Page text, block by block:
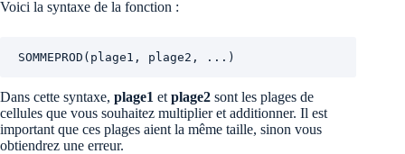
Voici la syntaxe de la fonction :
SOMMEPROD(plage1, plage2, ...)
Dans cette syntaxe, plage1 et plage2 sont les plages de
cellules que vous souhaitez multiplier et additionner. Il est
important que ces plages aient la même taille, sinon vous
obtiendrez une erreur.